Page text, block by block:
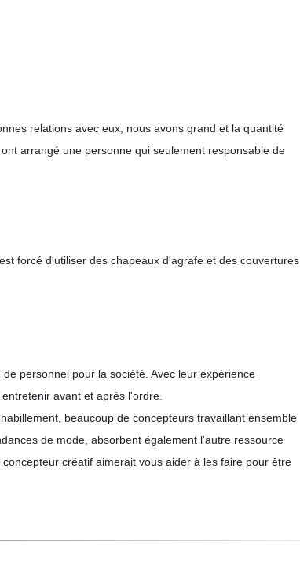
relations avec eux, nous avons grand et la quantité
arrangé une personne qui seulement responsable de
forcé d'utiliser des chapeaux d'agrafe et des couvertures
personnel pour la société. Avec leur expérience
avant et après l'ordre.
beaucoup de concepteurs travaillant ensemble
de mode, absorbent également l'autre ressource
créatif aimerait vous aider à les faire pour être